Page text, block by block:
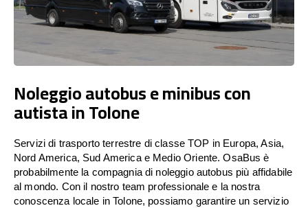
Noleggio autobus e minibus con
autista in Tolone
Servizi di trasporto terrestre di classe TOP in Europa, Asia,
Nord America, Sud America e Medio Oriente. OsaBus è
probabilmente la compagnia di noleggio autobus più affidabile
al mondo. Con il nostro team professionale e la nostra
conoscenza locale in Tolone, possiamo garantire un servizio